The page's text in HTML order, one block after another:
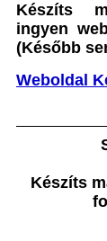
Készíts
ingyen
(Később
Weboldal
Készíts